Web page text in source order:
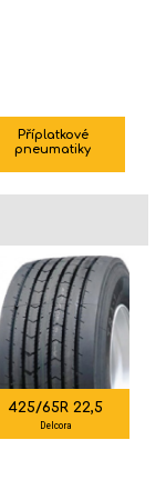
Příplatkové
pneumatiky
425/65R 22,5
Delcora